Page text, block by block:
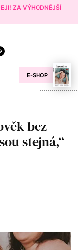
ZA VÝHODNĚJŠÍ
E-SHOP
bez
stejná,“